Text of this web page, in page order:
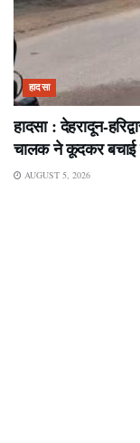
हादसा
हादसा : देहरादून-
चालक ने कूदकर बचाई
AUGUST 5, 2026